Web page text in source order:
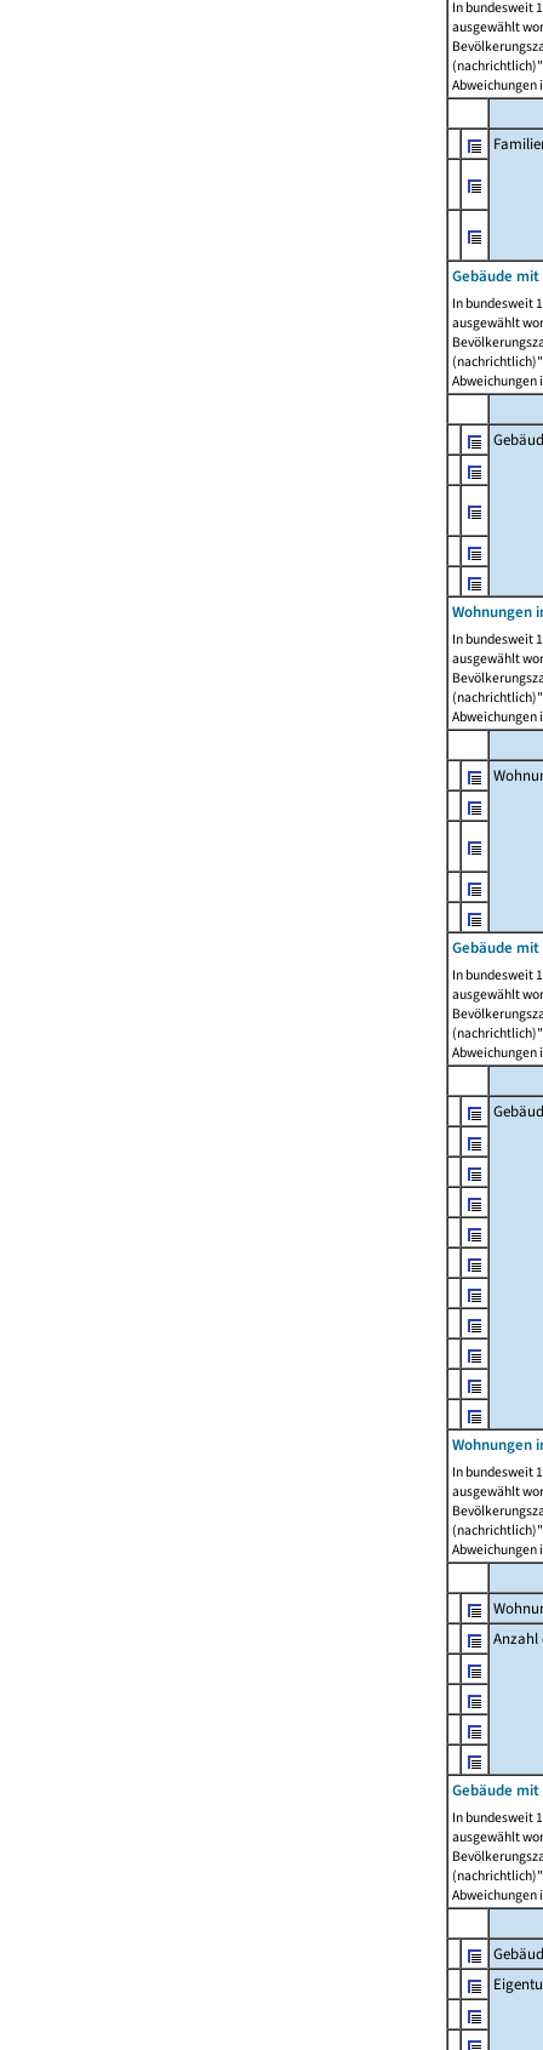
In bundesweit
ausgewählt
Abweichungen
Gebäude
In bundesweit
ausgewählt
Abweichungen
Wohnungen
In bundesweit
ausgewählt
Abweichungen
Gebäude
In bundesweit
ausgewählt
Abweichungen
Wohnungen
In bundesweit
ausgewählt
Abweichungen
Anzahl
Gebäude
In bundesweit
ausgewählt
Abweichungen